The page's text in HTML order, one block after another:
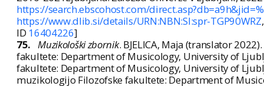
https://search.ebscohost.com/
https://www.dlib.si/details/URN:NBN:SI:spr-TGP90WRZ
ID 16404226]
75. Muzikološki zbornik. BJELICA, Maja (translator
fakultete: Department of Musicology, University of
fakultete: Department of Musicology, University of
muzikologijo Filozofske fakultete: Department of